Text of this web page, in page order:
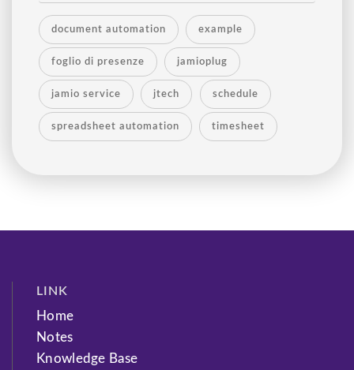
document automation example
foglio di presenze jamioplug
jamio service jtech schedule
spreadsheet automation timesheet
LINK
Home
Notes
Knowledge Base